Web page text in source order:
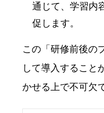
通じて、学習内
促します。
この「研修前後の
して導入すること
かせる上で不可欠